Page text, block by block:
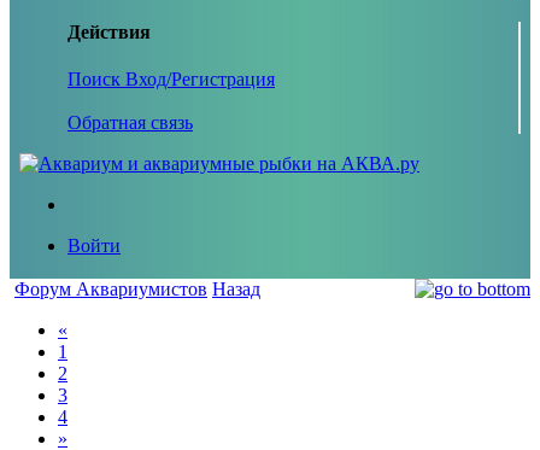
Действия
Поиск Вход/Регистрация
Обратная связь
Войти
Форум Аквариумистов Назад
«
1
2
3
4
»